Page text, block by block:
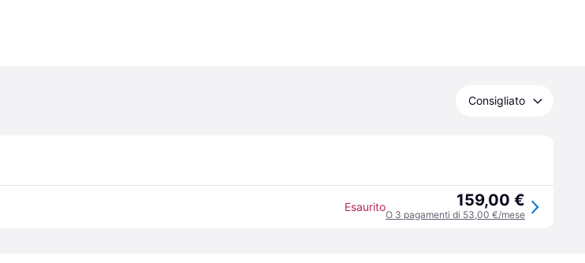
Consigliato
Esaurito 159,00 €
O 3 pagamenti di 53,00 €/mese